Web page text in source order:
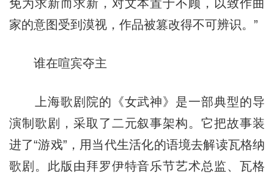
免为求新而求新，对文本置于不顾，以致作曲
家的意图受到漠视，作品被篡改得不可辨识。”
谁在喧宾夺主
上海歌剧院的《女武神》是一部典型的导
演制歌剧，采取了二元叙事架构。它把故事装
进了“游戏”，用当代生活化的语境去解读瓦格纳
歌剧。此版由拜罗伊特音乐节艺术总监、瓦格